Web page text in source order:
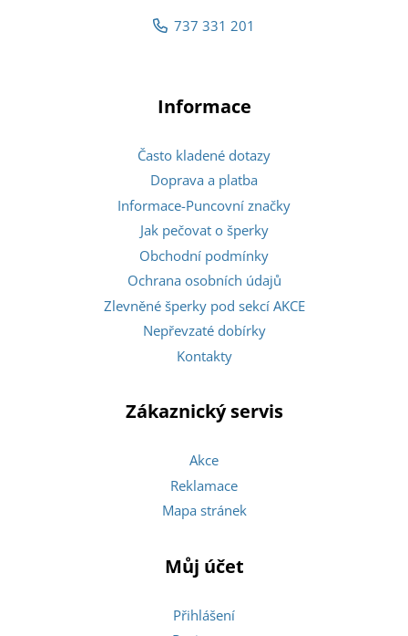
737 331 201
Informace
Často kladené dotazy
Doprava a platba
Informace-Puncovní značky
Jak pečovat o šperky
Obchodní podmínky
Ochrana osobních údajů
Zlevněné šperky pod sekcí AKCE
Nepřevzaté dobírky
Kontakty
Zákaznický servis
Akce
Reklamace
Mapa stránek
Můj účet
Přihlášení